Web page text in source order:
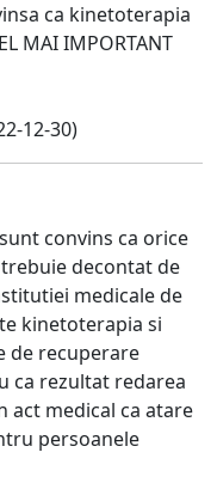
ca kinetoterapia
MAI IMPORTANT
12-30)
convins ca orice
decontat de
medicale de
kinetoterapia si
de recuperare
ca rezultat redarea
act medical ca atare
persoanele